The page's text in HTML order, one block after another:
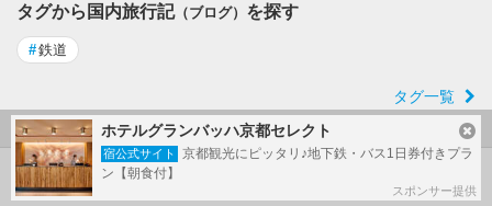
タグから国内旅行記（ブログ） を探す
#鉄道
タグ一覧
大阪 の旅行記
ホテルグランバッハ京都セレクト
宿公式サイト
京都観光にピッタリ♪地下鉄・バス1日券付きプラ
ン【朝食付】
スポンサー提供